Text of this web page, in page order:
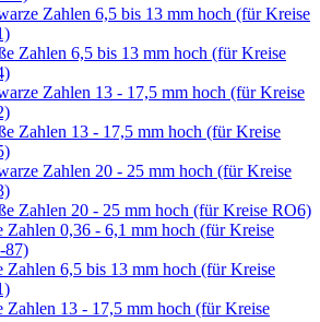
Zahlen 6,5 bis 13 mm hoch (für Kreise
Zahlen 6,5 bis 13 mm hoch (für Kreise
Zahlen 13 - 17,5 mm hoch (für Kreise
Zahlen 13 - 17,5 mm hoch (für Kreise
Zahlen 20 - 25 mm hoch (für Kreise
Zahlen 20 - 25 mm hoch (für Kreise RO6)
Zahlen 0,36 - 6,1 mm hoch (für Kreise
87)
Zahlen 6,5 bis 13 mm hoch (für Kreise
Zahlen 13 - 17,5 mm hoch (für Kreise